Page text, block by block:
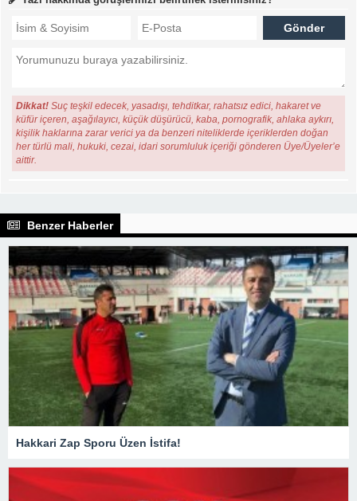
Dikkat! Suç teşkil edecek, yasadışı, tehditkar, rahatsız edici, hakaret ve
küfür içeren, aşağılayıcı, küçük düşürücü, kaba, pornografik, ahlaka aykırı,
kişilik haklarına zarar verici ya da benzeri niteliklerde içeriklerden doğan
her türlü mali, hukuki, cezai, idari sorumluluk içeriği gönderen Üye/Üyeler’e
aittir.
Benzer Haberler
Hakkari Zap Sporu Üzen İstifa!